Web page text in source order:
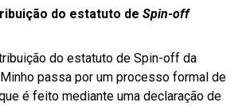
do estatuto de Spin-off
do estatuto de Spin-off da
passa por um processo formal de
é feito mediante uma declaração de